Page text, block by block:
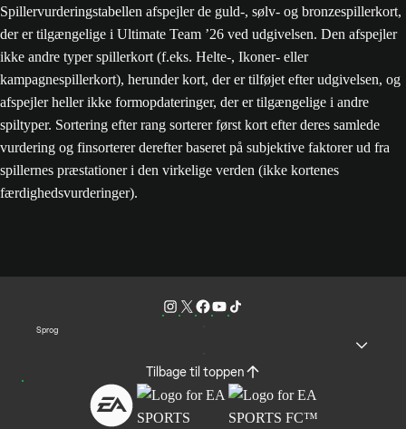
Spillervurderingstabellen afspejler de guld-, sølv- og bronzespillerkort,
der er tilgængelige i Ultimate Team ’26 ved udgivelsen. Den afspejler
ikke andre typer spillerkort (f.eks. Helte-, Ikoner- eller
kampagnespillerkort), herunder kort, der er tilføjet efter udgivelsen, og
afspejler heller ikke formopdateringer, der er tilgængelige i andre
spiltyper. Sortering efter rang sorterer først kort efter deres samlede
vurdering og finsorterer derefter baseret på subjektive faktorer ud fra
spillernes præstationer i den virkelige verden (ikke kortenes
færdighedsvurderinger).
Sprog
Tilbage til toppen